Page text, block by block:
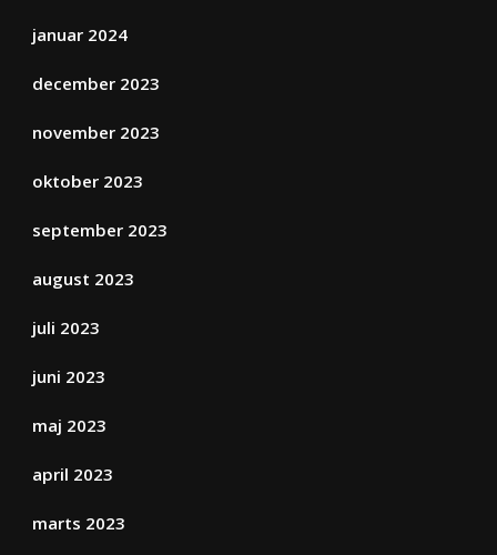
januar 2024
december 2023
november 2023
oktober 2023
september 2023
august 2023
juli 2023
juni 2023
maj 2023
april 2023
marts 2023